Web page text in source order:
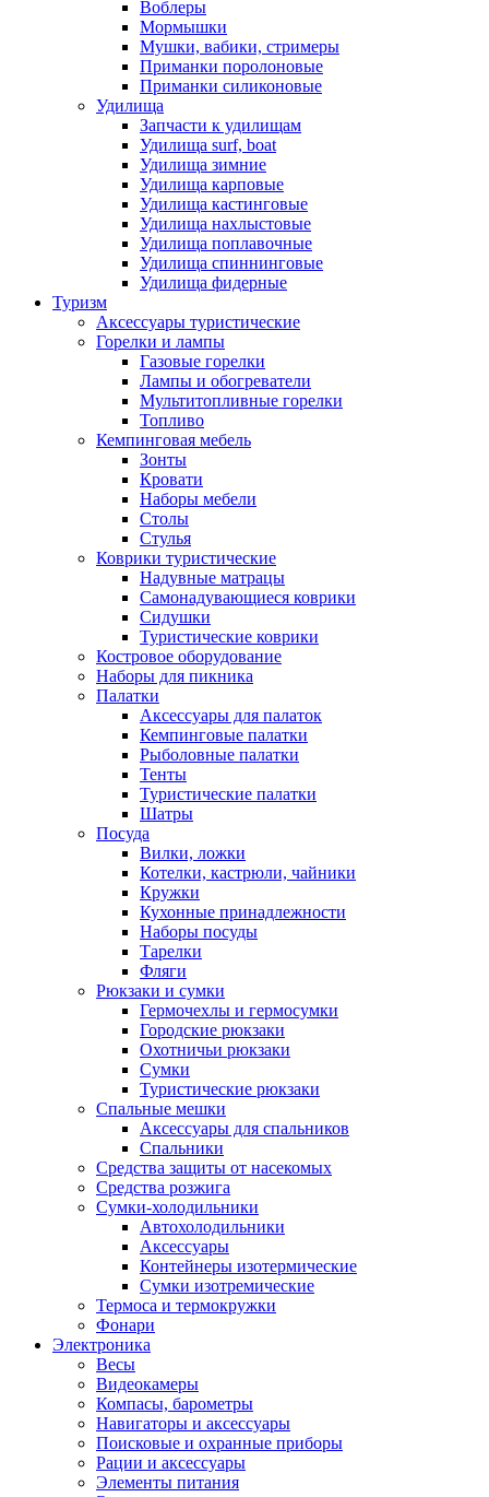
Воблеры
Мормышки
Мушки, вабики, стримеры
Приманки поролоновые
Приманки силиконовые
Удилища
Запчасти к удилищам
Удилища surf, boat
Удилища зимние
Удилища карповые
Удилища кастинговые
Удилища нахлыстовые
Удилища поплавочные
Удилища спиннинговые
Удилища фидерные
Туризм
Аксессуары туристические
Горелки и лампы
Газовые горелки
Лампы и обогреватели
Мультитопливные горелки
Топливо
Кемпинговая мебель
Зонты
Кровати
Наборы мебели
Столы
Стулья
Коврики туристические
Надувные матрацы
Самонадувающиеся коврики
Сидушки
Туристические коврики
Костровое оборудование
Наборы для пикника
Палатки
Аксессуары для палаток
Кемпинговые палатки
Рыболовные палатки
Тенты
Туристические палатки
Шатры
Посуда
Вилки, ложки
Котелки, кастрюли, чайники
Кружки
Кухонные принадлежности
Наборы посуды
Тарелки
Фляги
Рюкзаки и сумки
Гермочехлы и гермосумки
Городские рюкзаки
Охотничьи рюкзаки
Сумки
Туристические рюкзаки
Спальные мешки
Аксессуары для спальников
Спальники
Средства защиты от насекомых
Средства розжига
Сумки-холодильники
Автохолодильники
Аксессуары
Контейнеры изотермические
Сумки изотремические
Термоса и термокружки
Фонари
Электроника
Весы
Видеокамеры
Компасы, барометры
Навигаторы и аксессуары
Поисковые и охранные приборы
Рации и аксессуары
Элементы питания